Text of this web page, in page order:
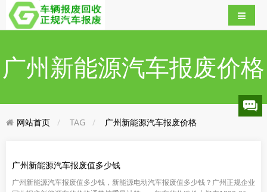
广州新能源汽车报废价格
网站首页 TAG 广州新能源汽车报废价格
广州新能源汽车报废值多少钱
广州新能源汽车报废值多少钱，新能源电动汽车报废值多少钱？广州正规企业